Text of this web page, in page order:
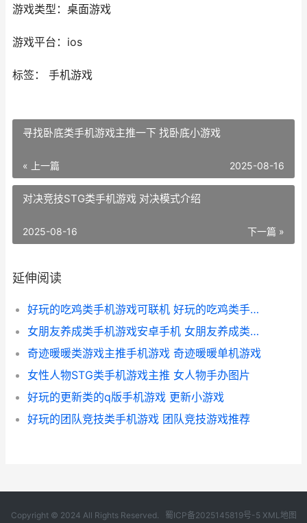
游戏类型：桌面游戏
游戏平台：ios
标签： 手机游戏
寻找卧底类手机游戏主推一下 找卧底小游戏
« 上一篇 2025-08-16
对决竞技STG类手机游戏 对决模式介绍
下一篇 »
2025-08-16
延伸阅读
好玩的吃鸡类手机游戏可联机 好玩的吃鸡类手游排行榜
女朋友养成类手机游戏安卓手机 女朋友养成类手游
奇迹暖暖类游戏主推手机游戏 奇迹暖暖单机游戏
女性人物STG类手机游戏主推 女人物手办图片
好玩的更新类的q版手机游戏 更新小游戏
好玩的团队竞技类手机游戏 团队竞技游戏推荐
Copyright © 2024 All Rights Reserved. 蜀ICP备2025145819号-5 XML地图